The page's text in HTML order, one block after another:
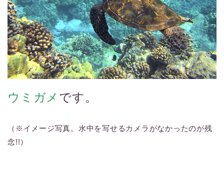
ウミガメ です。
（※イメージ写真。水中を写せるカメラがなかったのが残
念!!）